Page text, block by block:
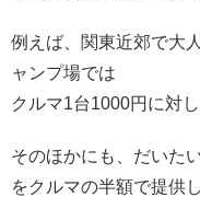
例えば、関東近郊で大
ャンプ場では
クルマ1台1000円に対
そのほかにも、だいた
をクルマの半額で提供